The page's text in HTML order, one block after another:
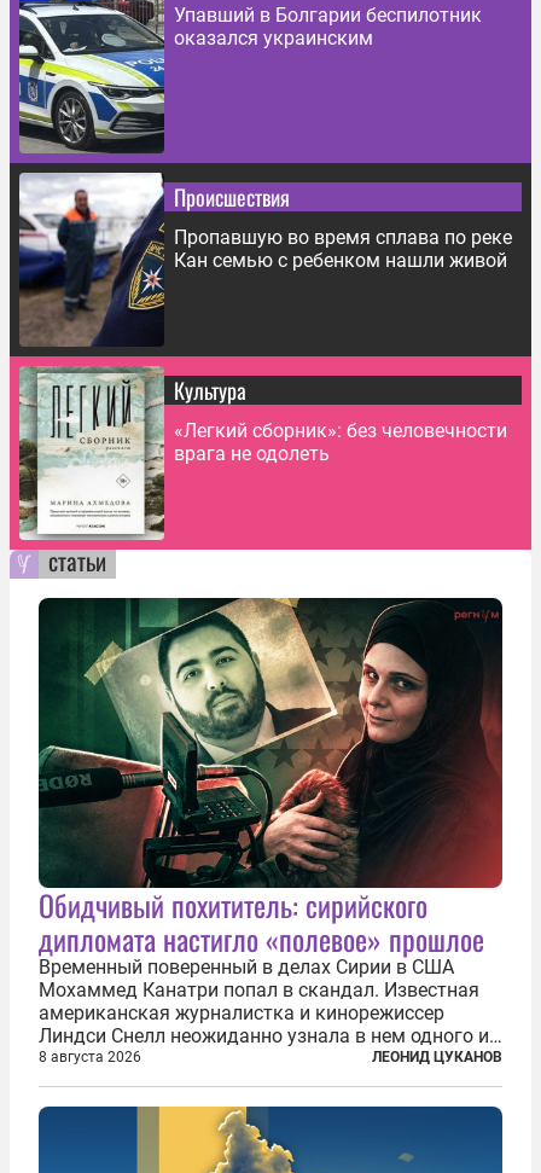
Упавший в Болгарии беспилотник
оказался украинским
Происшествия
Пропавшую во время сплава по реке
Кан семью с ребенком нашли живой
Культура
«Легкий сборник»: без человечности
врага не одолеть
статьи
Обидчивый похититель: сирийского
дипломата настигло «полевое» прошлое
Временный поверенный в делах Сирии в США
Мохаммед Канатри попал в скандал. Известная
американская журналистка и кинорежиссер
Линдси Снелл неожиданно узнала в нем одного из
бандитов, похитивших ее в сирийском Алеппо в
2016 году. Журналистка убеждена, что Канатри, в
то время известный под подпольным...
8 августа 2026 ЛЕОНИД ЦУКАНОВ